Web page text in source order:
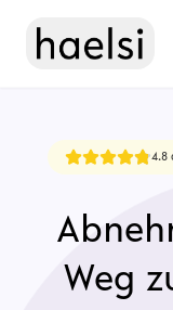
4.8
Weg